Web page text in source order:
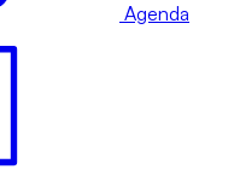
Agenda